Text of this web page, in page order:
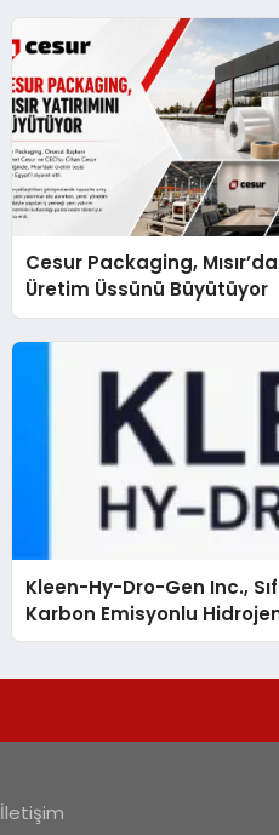
Cesur Packaging,
Üretim Üssünü Büyütüyor
Kleen-Hy-Dro-Gen Inc.,
Karbon Emisyonlu
Isıtma Teknolojisinde ISO
İletişim